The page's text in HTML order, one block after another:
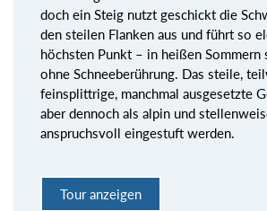
doch ein Steig nutzt geschickt die
den steilen Flanken aus und führt so
höchsten Punkt – in heißen Sommern
ohne Schneeberührung. Das steile,
feinsplittrige, manchmal ausgesetzte
aber dennoch als alpin und
anspruchsvoll eingestuft werden.
Tour anzeigen